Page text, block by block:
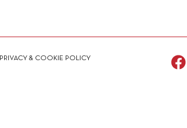
PRIVACY & COOKIE POLICY